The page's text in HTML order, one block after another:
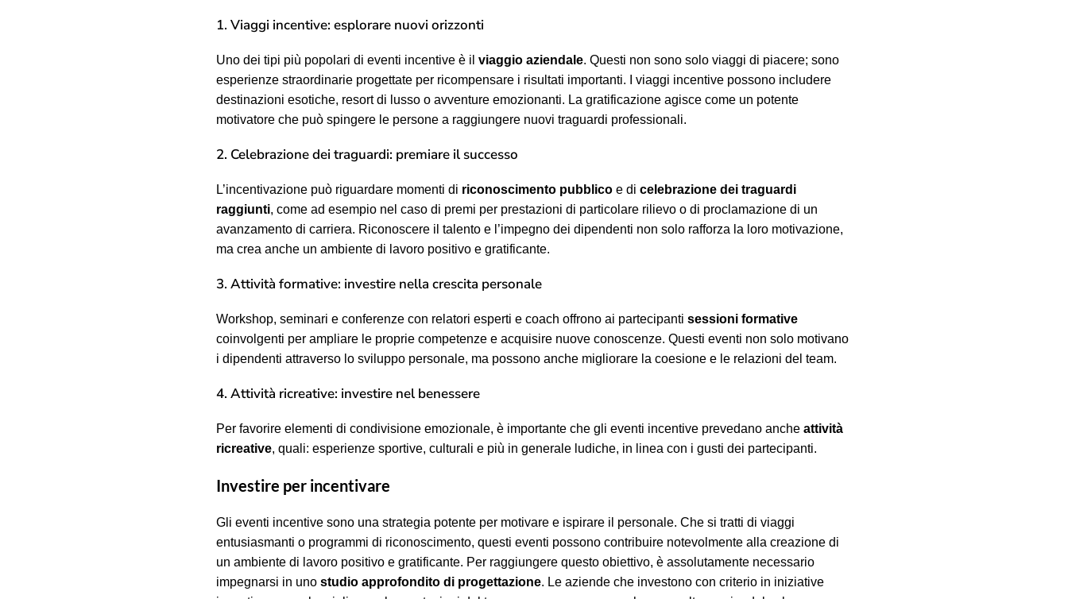
1. Viaggi incentive: esplorare nuovi orizzonti
Uno dei tipi più popolari di eventi incentive è il viaggio aziendale. Questi non sono solo viaggi di piacere; sono
esperienze straordinarie progettate per ricompensare i risultati importanti. I viaggi incentive possono includere
destinazioni esotiche, resort di lusso o avventure emozionanti. La gratificazione agisce come un potente
motivatore che può spingere le persone a raggiungere nuovi traguardi professionali.
2. Celebrazione dei traguardi: premiare il successo
L’incentivazione può riguardare momenti di riconoscimento pubblico e di celebrazione dei traguardi
raggiunti, come ad esempio nel caso di premi per prestazioni di particolare rilievo o di proclamazione di un
avanzamento di carriera. Riconoscere il talento e l’impegno dei dipendenti non solo rafforza la loro motivazione,
ma crea anche un ambiente di lavoro positivo e gratificante.
3. Attività formative: investire nella crescita personale
Workshop, seminari e conferenze con relatori esperti e coach offrono ai partecipanti sessioni formative
coinvolgenti per ampliare le proprie competenze e acquisire nuove conoscenze. Questi eventi non solo motivano
i dipendenti attraverso lo sviluppo personale, ma possono anche migliorare la coesione e le relazioni del team.
4. Attività ricreative: investire nel benessere
Per favorire elementi di condivisione emozionale, è importante che gli eventi incentive prevedano anche attività
ricreative, quali: esperienze sportive, culturali e più in generale ludiche, in linea con i gusti dei partecipanti.
Investire per incentivare
Gli eventi incentive sono una strategia potente per motivare e ispirare il personale. Che si tratti di viaggi
entusiasmanti o programmi di riconoscimento, questi eventi possono contribuire notevolmente alla creazione di
un ambiente di lavoro positivo e gratificante. Per raggiungere questo obiettivo, è assolutamente necessario
impegnarsi in uno studio approfondito di progettazione. Le aziende che investono con criterio in iniziative